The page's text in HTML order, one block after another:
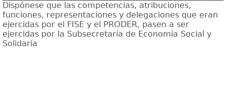
Dispónese que las competencias, atribuciones,
funciones, representaciones y delegaciones que eran
ejercidas por el FISE y el PRODER, pasen a ser
ejercidas por la Subsecretaría de Economía Social y
Solidaria